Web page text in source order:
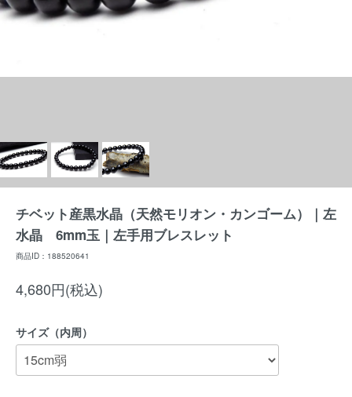
チベット産黒水晶（天然モリオン・カンゴーム）｜左
水晶 6mm玉｜左手用ブレスレット
商品ID：188520641
4,680円(税込)
サイズ（内周）